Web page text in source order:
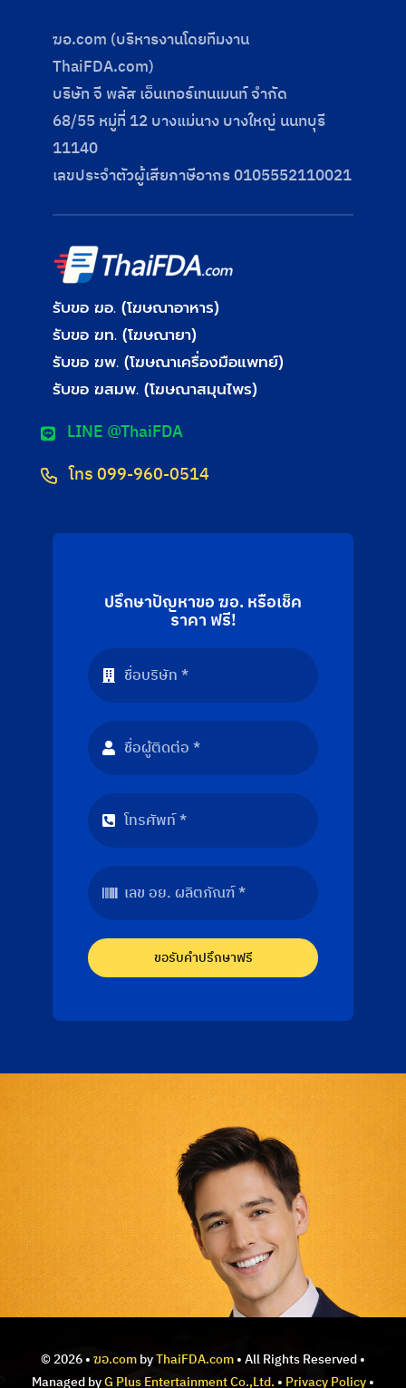
ฆอ.com (บริหารงานโดยทีมงาน
ThaiFDA.com)
บริษัท จี พลัส เอ็นเทอร์เทนเมนท์ จำกัด
68/55 หมู่ที่ 12 บางแม่นาง บางใหญ่ นนทบุรี
11140
เลขประจําตัวผู้เสียภาษีอากร 0105552110021
รับขอ ฆอ. (โฆษณาอาหาร)
รับขอ ฆท. (โฆษณายา)
รับขอ ฆพ. (โฆษณาเครื่องมือแพทย์)
รับขอ ฆสมพ. (โฆษณาสมุนไพร)
LINE @ThaiFDA
โทร 099-960-0514
ปรึกษาปัญหาขอ ฆอ. หรือเช็ค
ราคา ฟรี!
ขอรับคำปรึกษาฟรี
© 2026 •ฆอ.combyThaiFDA.com• All Rights Reserved •
Managed byG Plus Entertainment Co.,Ltd. • Privacy Policy•